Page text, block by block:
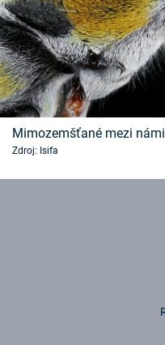
Mimozemšťané mezi námi
Zdroj: Isifa